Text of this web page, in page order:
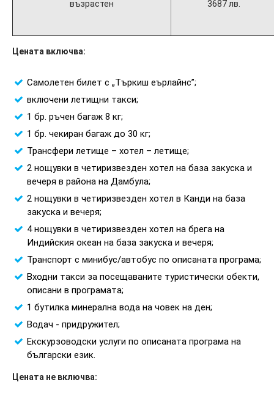
възрастен
3687 лв.
Цената включва:
Самолетен билет с „Търкиш еърлайнс”;
включени летищни такси;
1 бр. ръчен багаж 8 кг;
1 бр. чекиран багаж до 30 кг;
Трансфери летище – хотел – летище;
2 нощувки в четиризвезден хотел на база закуска и
вечеря в района на Дамбула;
2 нощувки в четиризвезден хотел в Канди на база
закуска и вечеря;
4 нощувки в четиризвезден хотел на брега на
Индийския океан на база закуска и вечеря;
Транспорт с минибус/автобус по описаната програма;
Входни такси за посещаваните туристически обекти,
описани в програмата;
1 бутилка минерална вода на човек на ден;
Водач - придружител;
Екскурзоводски услуги по описаната програма на
български език.
Цената не включва: